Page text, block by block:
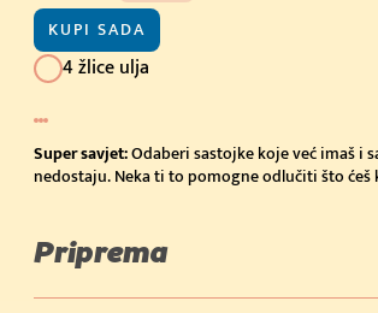
KUPI SADA
4 žlice ulja
Super savjet:Odaberi sastojke koje već imaš i
nedostaju. Neka ti to pomogne odlučiti što ćeš
Priprema